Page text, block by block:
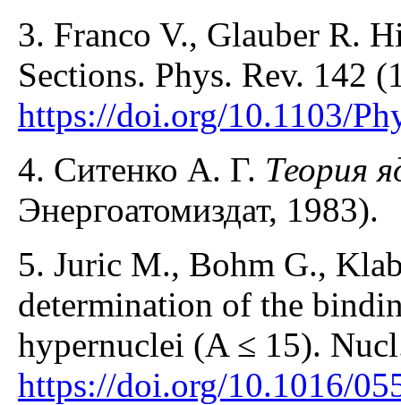
3. Franco V., Glauber R.
Sections. Phys. Rev. 142
https://doi.org/10.1103/
4. Ситенко А. Г. Теория
Энергоатомиздат, 1983).
5. Juric M., Bohm G.,
determination of the
hypernuclei (A ≤ 15).
https://doi.org/10.1016/